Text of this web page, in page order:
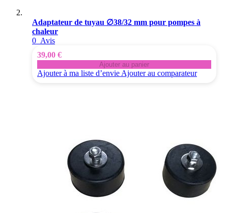
Adaptateur de tuyau ∅38/32 mm pour pompes à
chaleur
0 Avis
39,00 €
Ajouter au panier
Ajouter à ma liste d’envie Ajouter au comparateur